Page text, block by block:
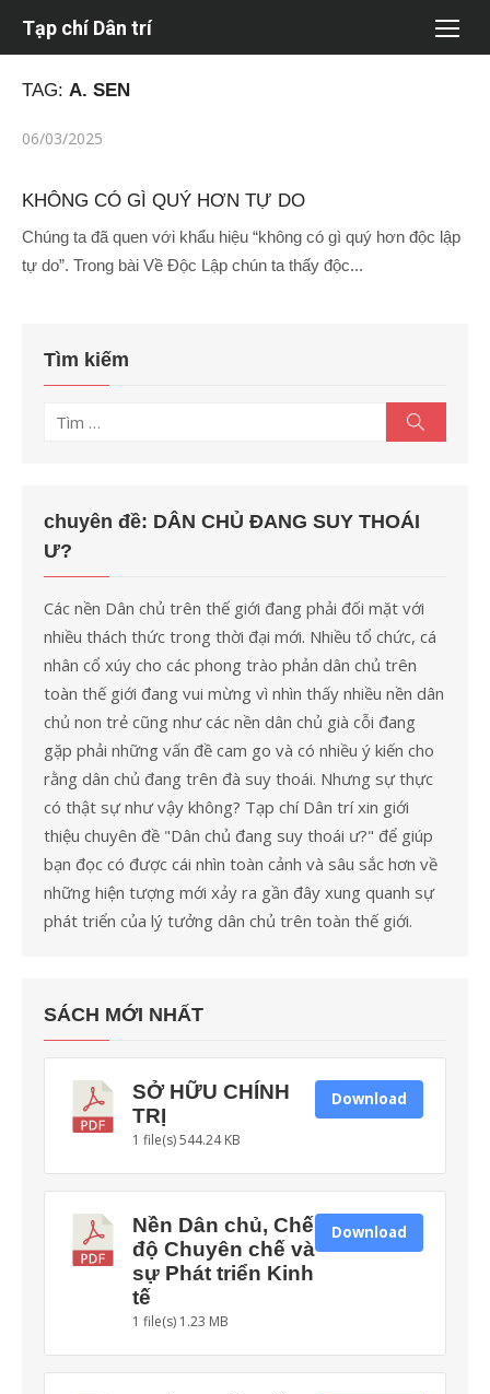
dung
Tạp chí Dân trí
TAG: A. SEN
Đăng
06/03/2025
KHÔNG CÓ GÌ QUÝ HƠN TỰ DO
Chúng ta đã quen với khẩu hiệu “không có gì quý hơn độc lập
tự do”. Trong bài Về Độc Lập chún ta thấy độc...
Tìm kiếm
Tìm
kiếm
chuyên đề: DÂN CHỦ ĐANG SUY THOÁI
Ư?
Các nền Dân chủ trên thế giới đang phải đối mặt với
nhiều thách thức trong thời đại mới. Nhiều tổ chức, cá
nhân cổ xúy cho các phong trào phản dân chủ trên
toàn thế giới đang vui mừng vì nhìn thấy nhiều nền dân
chủ non trẻ cũng như các nền dân chủ già cỗi đang
gặp phải những vấn đề cam go và có nhiều ý kiến cho
rằng dân chủ đang trên đà suy thoái. Nhưng sự thực
có thật sự như vậy không? Tạp chí Dân trí xin giới
thiệu chuyên đề "Dân chủ đang suy thoái ư?" để giúp
bạn đọc có được cái nhìn toàn cảnh và sâu sắc hơn về
những hiện tượng mới xảy ra gần đây xung quanh sự
phát triển của lý tưởng dân chủ trên toàn thế giới.
SÁCH MỚI NHẤT
SỞ HỮU CHÍNH
TRỊ
1 file(s)544.24 KB
Download
Nền Dân chủ, Chế
độ Chuyên chế và
sự Phát triển Kinh
tế
1 file(s) 1.23 MB
Download